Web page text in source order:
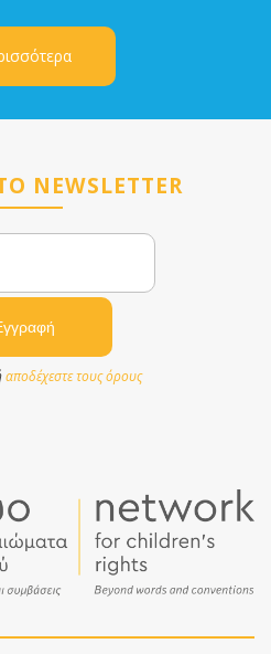
NEWSLETTER
αποδέχεστε τους όρους